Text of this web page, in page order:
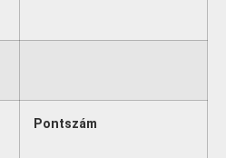
Pontszám